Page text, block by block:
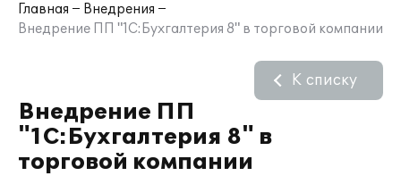
Главная
Внедрения
Внедрение ПП "1С:Бухгалтерия 8" в торговой компании
Внедрение ПП
"1С:Бухгалтерия 8" в
торговой компании
К списку